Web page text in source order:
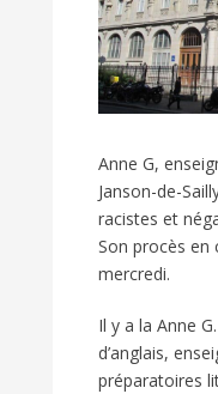
Anne G,
Janson-de-
racistes et
Son procès en
mercredi.
Il y a la Anne
d’anglais,
préparatoires